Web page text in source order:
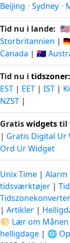
Beijing · Sydney ·
Tid nu i lande:
Storbritannien |
Canada | 🇦🇺
Tid nu i tidszoner:
EST | EET | IST |
NZST |
Gratiswidgetstil
| Gratis Digital Ur
Ord Ur Widget
Unix Time | Alarm
tidsværktøjer |
Tidszonekonverter
| Artikler |
🌕 Lær om Månen
helligdage | 🌐